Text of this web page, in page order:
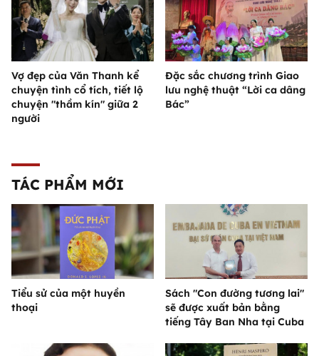
Vợ đẹp của Văn Thanh kể
chuyện tình cổ tích, tiết lộ
chuyện "thầm kín" giữa 2
người
Đặc sắc chương trình Giao
lưu nghệ thuật “Lời ca dâng
Bác”
TÁC PHẨM MỚI
Tiểu sử của một huyền
thoại
Sách "Con đường tương lai"
sẽ được xuất bản bằng
tiếng Tây Ban Nha tại Cuba